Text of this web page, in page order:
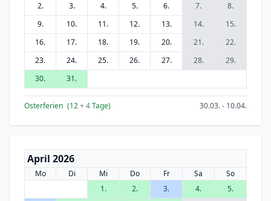
2.
3. 4. 5. 6. 7.
8.
9.
10. 11. 12. 13. 14.
15.
16.
17. 18. 19. 20. 21.
22.
23.
24. 25. 26. 27. 28.
29.
30.
31.
Osterferien (12+ 4Tage) 30.03. - 10.04.
April 2026
Mo Di Mi Do Fr Sa
So
1.
2. 3. 4.
5.